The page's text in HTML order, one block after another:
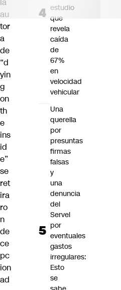
au
tor
a
de
“d
yin
g
on
th
e
ins
id
e”
se
ret
ira
ro
n
de
ce
pc
ion
ad
estudio
que
revela
caída
de
67%
en
velocidad
vehicular
Una
querella
por
presuntas
firmas
falsas
y
una
denuncia
del
Servel
por
eventuales
gastos
irregulares:
Esto
se